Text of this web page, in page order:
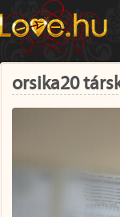
orsika20